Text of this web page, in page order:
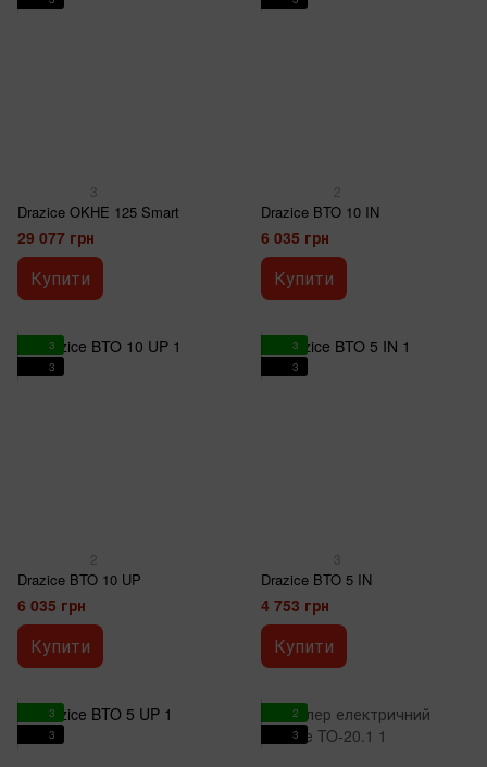
3
Drazice OKHE 125 Smart
29 077 грн
Купити
2
Drazice BTO 10 IN
6 035 грн
Купити
3
3
2
Drazice BTO 10 UP
6 035 грн
Купити
3
3
3
Drazice BTO 5 IN
4 753 грн
Купити
3
3
2
3